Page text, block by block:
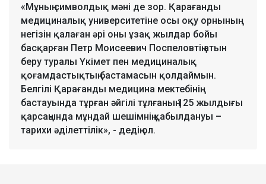
«Мұның символдық мәні де зор. Қарағанды
медициналық университетіне осы оқу орнының
негізін қалаған әрі оны ұзақ жылдар бойы
басқарған Петр Моисеевич Поспеловтің атын
беру туралы Үкімет пен медициналық
қоғамдастықтың бастамасын қолдаймын.
Белгілі Қарағанды медицина мектебінің
бастауында тұрған әйгілі тұлғаның 125 жылдығы
қарсаңында мұндай шешімнің қабылдануы –
тарихи әділеттілік», - дедің ол.